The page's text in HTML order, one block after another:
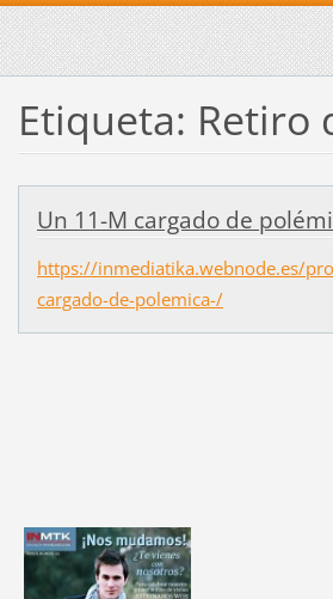
Etiqueta: Retiro
Un 11-M cargado de
https://inmediatika.webnode.es/
cargado-de-polemica-/